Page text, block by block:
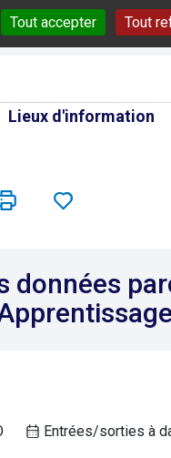
Tout accepter Tout
Lieux d'information
données
Entrées/sorties à